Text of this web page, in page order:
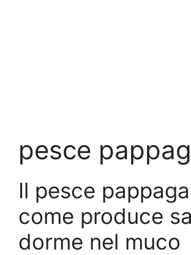
pesce
Il pesce
come produce
dorme nel muco